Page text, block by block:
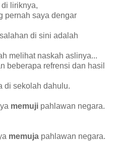
liriknya,
pernah saya dengar
di sini adalah
melihat naskah aslinya...
beberapa refrensi dan hasil
di sekolah dahulu.
memuji pahlawan negara.
memuja pahlawan negara.